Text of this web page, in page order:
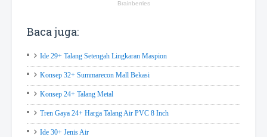
Baca juga:
Ide 29+ Talang Setengah Lingkaran Maspion
Konsep 32+ Summarecon Mall Bekasi
Konsep 24+ Talang Metal
Tren Gaya 24+ Harga Talang Air PVC 8 Inch
Ide 30+ Jenis Air